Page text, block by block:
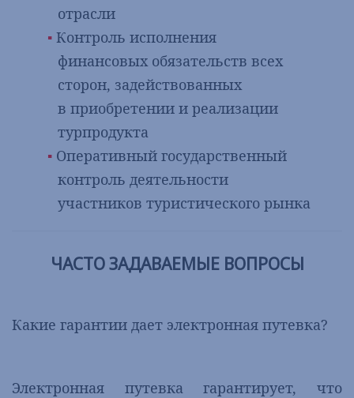
отрасли
Контроль исполнения
финансовых обязательств всех
сторон, задействованных
в приобретении и реализации
турпродукта
Оперативный государственный
контроль деятельности
участников туристического рынка
ЧАСТО ЗАДАВАЕМЫЕ ВОПРОСЫ
Какие гарантии дает электронная путевка?
Электронная путевка гарантирует, что